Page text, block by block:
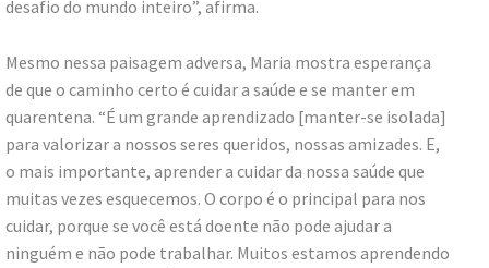
desafio do mundo inteiro”, afirma.
Mesmo nessa paisagem adversa, Maria mostra esperança
de que o caminho certo é cuidar a saúde e se manter em
quarentena. “É um grande aprendizado [manter-se isolada]
para valorizar a nossos seres queridos, nossas amizades. E,
o mais importante, aprender a cuidar da nossa saúde que
muitas vezes esquecemos. O corpo é o principal para nos
cuidar, porque se você está doente não pode ajudar a
ninguém e não pode trabalhar. Muitos estamos aprendendo